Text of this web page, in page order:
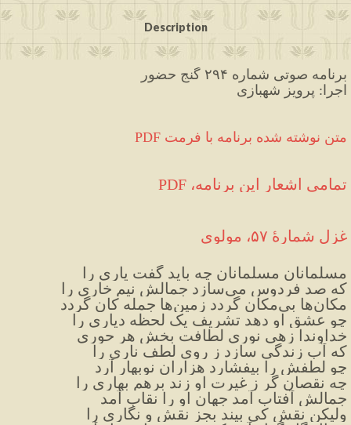
Description
برنامه صوتی شماره ۲۹۴ گنج حضور
اجرا: پرویز شهبازی
PDF متن نوشته شده برنامه با فرمت
تمامی اشعار این برنامه، PDF
غزل شمارهٔ ۵۷، مولوی
مسلمانان مسلمانان چه باید گفت یاری را
که صد فردوس می‌سازد جمالش نیم خاری را
مکان‌ها بی‌مکان گردد زمین‌ها جمله کان گردد
چو عشق او دهد تشریف یک لحظه دیاری را
خداوندا زهی نوری لطافت بخش هر حوری
که آب زندگی سازد ز روی لطف ناری را
چو لطفش را بیفشارد هزاران نوبهار آرد
چه نقصان گر ز غیرت او زند برهم بهاری را
جمالش آفتاب آمد جهان او را نقاب آمد
ولیکن نقش کی بیند بجز نقش و نگاری را